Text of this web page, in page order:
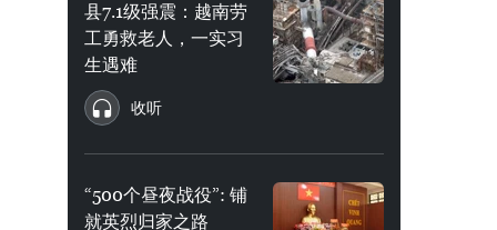
县7.1级强震：越南劳
工勇救老人，一实习
生遇难
收听
“500个昼夜战役”: 铺
就英烈归家之路